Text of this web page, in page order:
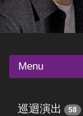
Menu
巡迴演出 58